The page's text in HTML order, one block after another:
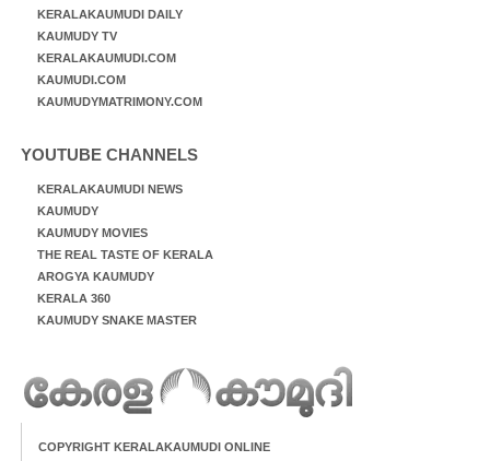
KERALAKAUMUDI DAILY
KAUMUDY TV
KERALAKAUMUDI.COM
KAUMUDI.COM
KAUMUDYMATRIMONY.COM
YOUTUBE CHANNELS
KERALAKAUMUDI NEWS
KAUMUDY
KAUMUDY MOVIES
THE REAL TASTE OF KERALA
AROGYA KAUMUDY
KERALA 360
KAUMUDY SNAKE MASTER
COPYRIGHT KERALAKAUMUDI ONLINE